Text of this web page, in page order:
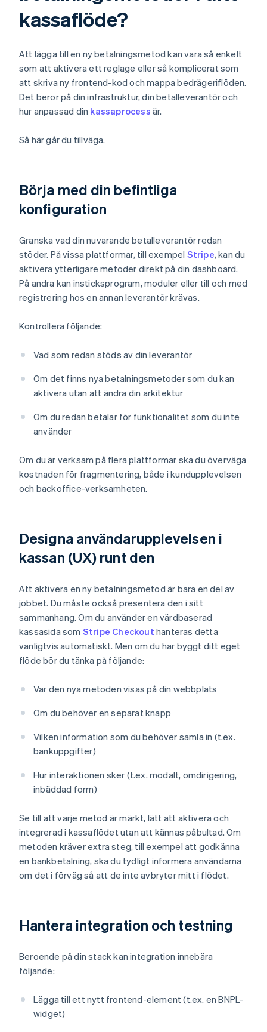
kassaflöde?
Att lägga till en ny betalningsmetod kan vara så enkelt
som att aktivera ett reglage eller så komplicerat som
att skriva ny frontend-kod och mappa bedrägeriflöden.
Det beror på din infrastruktur, din betalleverantör och
hur anpassad din kassaprocess är.
Så här går du tillväga.
Börja med din befintliga
konfiguration
Granska vad din nuvarande betalleverantör redan
stöder. På vissa plattformar, till exempel Stripe, kan du
aktivera ytterligare metoder direkt på din dashboard.
På andra kan insticksprogram, moduler eller till och med
registrering hos en annan leverantör krävas.
Kontrollera följande:
Vad som redan stöds av din leverantör
Om det finns nya betalningsmetoder som du kan
aktivera utan att ändra din arkitektur
Om du redan betalar för funktionalitet som du inte
använder
Om du är verksam på flera plattformar ska du överväga
kostnaden för fragmentering, både i kundupplevelsen
och backoffice-verksamheten.
Designa användarupplevelsen i
kassan (UX) runt den
Att aktivera en ny betalningsmetod är bara en del av
jobbet. Du måste också presentera den i sitt
sammanhang. Om du använder en värdbaserad
kassasida som Stripe Checkout hanteras detta
vanligtvis automatiskt. Men om du har byggt ditt eget
flöde bör du tänka på följande:
Var den nya metoden visas på din webbplats
Om du behöver en separat knapp
Vilken information som du behöver samla in (t.ex.
bankuppgifter)
Hur interaktionen sker (t.ex. modalt, omdirigering,
inbäddad form)
Se till att varje metod är märkt, lätt att aktivera och
integrerad i kassaflödet utan att kännas påbultad. Om
metoden kräver extra steg, till exempel att godkänna
en bankbetalning, ska du tydligt informera användarna
om det i förväg så att de inte avbryter mitt i flödet.
Hantera integration och testning
Beroende på din stack kan integration innebära
följande:
Lägga till ett nytt frontend-element (t.ex. en BNPL-
widget)